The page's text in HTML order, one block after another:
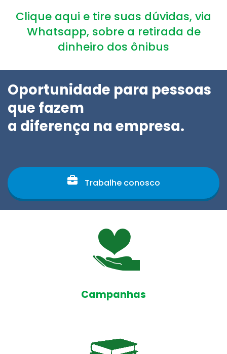
Clique aqui e tire suas dúvidas, via
Whatsapp, sobre a retirada de
dinheiro dos ônibus
Oportunidade para pessoas
que fazem
a diferença na empresa.
Trabalhe conosco
Campanhas